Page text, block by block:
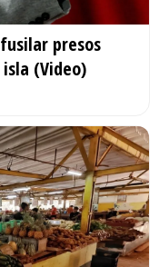
presos
(Video)